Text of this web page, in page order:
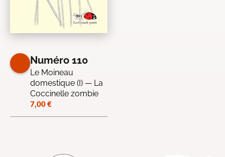
Numéro 110
Le Moineau
domestique (I) — La
Coccinelle zombie
7,00€